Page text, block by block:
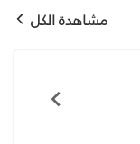
مشاهدة الكل